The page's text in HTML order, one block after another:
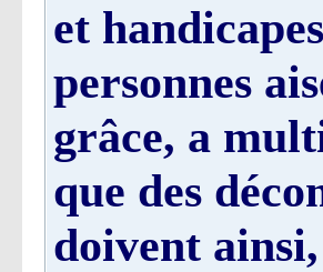
et
personnes
grâce, a
que des
doivent